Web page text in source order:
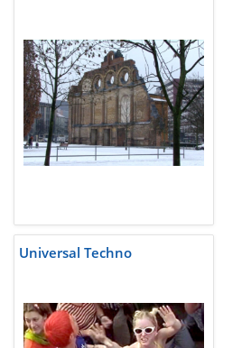
Universal Techno